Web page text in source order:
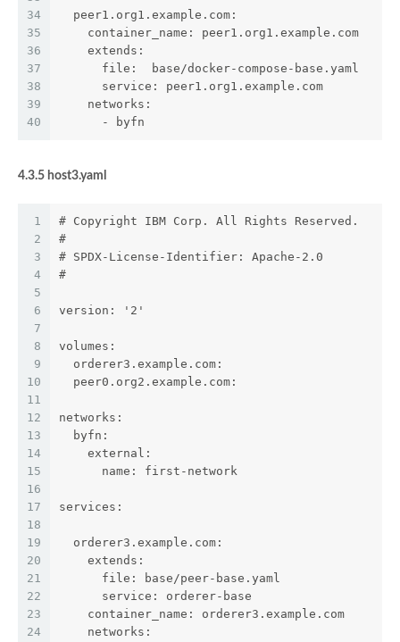
34
35
36
37
38
39
40
  peer1.org1.example.com:
    container_name: peer1.org1.example.com
    extends:
      file:  base/docker-compose-base.yaml
      service: peer1.org1.example.com
    networks:
      - byfn
4.3.5 host3.yaml
1
2
3
4
5
6
7
8
9
10
11
12
13
14
15
16
17
18
19
20
21
22
23
24
# Copyright IBM Corp. All Rights Reserved.
#
# SPDX-License-Identifier: Apache-2.0
#
version: '2'
volumes:
  orderer3.example.com:
  peer0.org2.example.com:
networks:
  byfn:
    external:
      name: first-network
services:
  orderer3.example.com:
    extends:
      file: base/peer-base.yaml
      service: orderer-base
    container_name: orderer3.example.com
    networks: